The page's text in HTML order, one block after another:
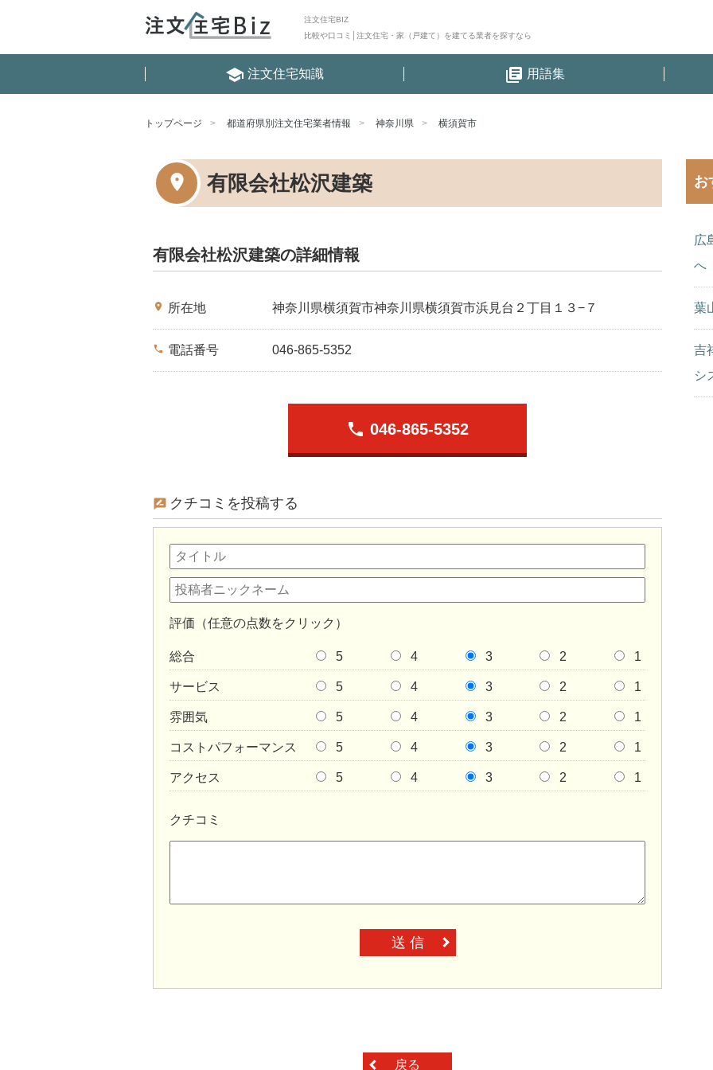
注文住宅BIZ
比較や口コミ│注文住宅・家（戸建て）を建てる業者を探すなら
school 注文住宅知識 library_books 用語集
トップページ 都道府県別注文住宅業者情報 神奈川県 横須賀市
有限会社松沢建築
有限会社松沢建築の詳細情報
place 所在地 神奈川県横須賀市神奈川県横須賀市浜見台２丁目１３−７
phone 電話番号 046-865-5352
phone 046-865-5352
クチコミを投稿する
評価（任意の点数をクリック）
総合 5 4 3 2 1
サービス 5 4 3 2 1
雰囲気 5 4 3 2 1
コストパフォーマンス 5 4 3 2 1
アクセス 5 4 3 2 1
クチコミ
送 信
戻る
お
広
へ
葉
吉
シ